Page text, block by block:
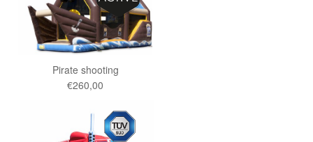
Pirate shooting
€260,00